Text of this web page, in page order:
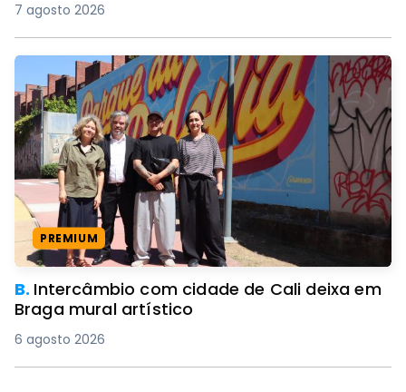
7 agosto 2026
PREMIUM
B. Intercâmbio com cidade de Cali deixa em
Braga mural artístico
6 agosto 2026